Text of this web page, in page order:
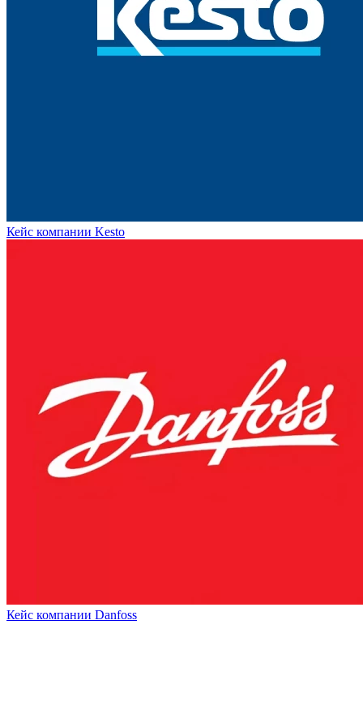
Кейс компании Kesto
Кейс компании Danfoss